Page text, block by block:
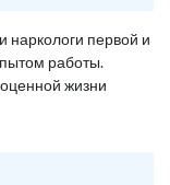
наркологи первой и
работы.
жизни